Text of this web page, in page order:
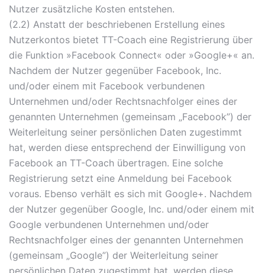
Nutzer zusätzliche Kosten entstehen.
(2.2) Anstatt der beschriebenen Erstellung eines
Nutzerkontos bietet TT-Coach eine Registrierung über
die Funktion »Facebook Connect« oder »Google+« an.
Nachdem der Nutzer gegenüber Facebook, Inc.
und/oder einem mit Facebook verbundenen
Unternehmen und/oder Rechtsnachfolger eines der
genannten Unternehmen (gemeinsam „Facebook”) der
Weiterleitung seiner persönlichen Daten zugestimmt
hat, werden diese entsprechend der Einwilligung von
Facebook an TT-Coach übertragen. Eine solche
Registrierung setzt eine Anmeldung bei Facebook
voraus. Ebenso verhält es sich mit Google+. Nachdem
der Nutzer gegenüber Google, Inc. und/oder einem mit
Google verbundenen Unternehmen und/oder
Rechtsnachfolger eines der genannten Unternehmen
(gemeinsam „Google”) der Weiterleitung seiner
persönlichen Daten zugestimmt hat, werden diese